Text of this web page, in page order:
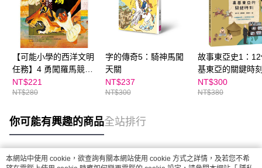
【可能小學的西洋文明
任務】4 勇闖羅馬競技
場
NT$221
NT$280
字的傳奇5：騎神馬闖
天關
NT$237
NT$300
故事東亞史1：
基東亞的關鍵時
NT$300
NT$380
你可能有興趣的商品全站排行
本網站中使用 cookie，欲查詢有關本網站使用 cookie 方式之詳情，及若您不希